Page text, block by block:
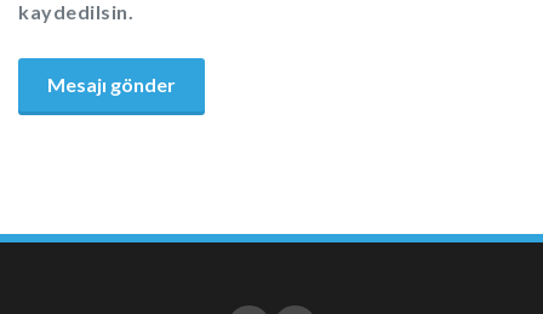
kaydedilsin.